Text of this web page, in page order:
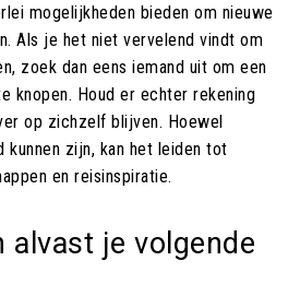
mogelijkheden bieden om nieuwe
Als je het niet vervelend vindt om
zoek dan eens iemand uit om een
knopen. Houd er echter rekening
op zichzelf blijven. Hoewel
kunnen zijn, kan het leiden tot
en reisinspiratie.
alvast je volgende